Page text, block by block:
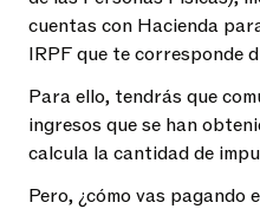
cuentas con Hacienda
IRPF que te corresponde
Para ello, tendrás que
ingresos que se han
calcula la cantidad de
Pero, ¿cómo vas pagando